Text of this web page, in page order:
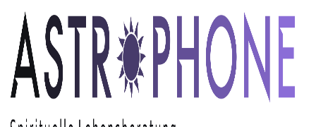
Skip to main content